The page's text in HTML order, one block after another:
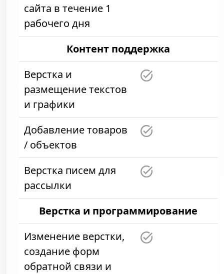
сайта в течение 1
рабочего дня
Контент поддержка
Верстка и
размещение текстов
и графики
Добавление товаров
/ объектов
Верстка писем для
рассылки
Верстка и программирование
Изменение верстки,
создание форм
обратной связи и